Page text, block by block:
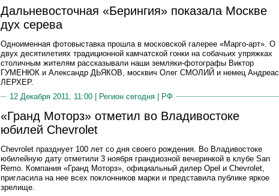
Дальневосточная «Берингия» показала Москве
дух серева
Одноименная фотовыставка прошла в московской галерее «Марго-арт». О
двух десятилетиях традиционной камчатской гонки на собачьих упряжках
столичным жителям рассказывали наши земляки-фотографы Виктор
ГУМЕНЮК и Александр ДЬЯКОВ, москвич Олег СМОЛИЙ и немец Андреас
ЛЕРХЕР.
12 Декабря 2011, 11:00 |
Регион сегодня РФ
«Гранд Моторз» отметил во Владивостоке
юбилей Chevrolet
Chevrolet празднует 100 лет со дня своего рождения. Во Владивостоке
юбилейную дату отметили 3 ноября грандиозной вечеринкой в клубе San
Remo. Компания «Гранд Моторз», официальный дилер Opel и Chevrolet,
пригласила на нее всех поклонников марки и представила публике яркое
зрелище.